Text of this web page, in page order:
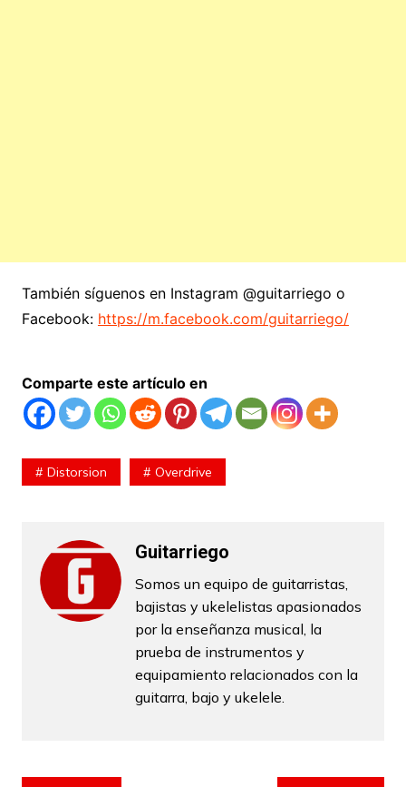
También síguenos en Instagram @guitarriego o
Facebook: https://m.facebook.com/guitarriego/
Comparte este artículo en
Distorsion Overdrive
Guitarriego
Somos un equipo de guitarristas,
bajistas y ukelelistas apasionados
por la enseñanza musical, la
prueba de instrumentos y
equipamiento relacionados con la
guitarra, bajo y ukelele.